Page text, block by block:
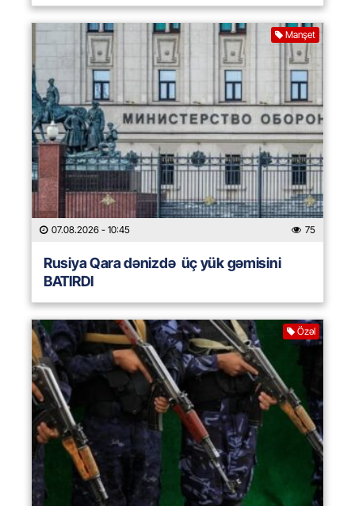
Manşet
07.08.2026 - 10:45 75
Rusiya Qara dənizdə üç yük gəmisini
BATIRDI
Özəl